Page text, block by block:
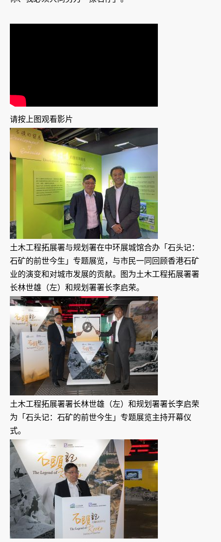
请按上图观看影片
土木工程拓展署与规划署在中环展城馆合办「石头记：
石矿的前世今生」专题展览，与市民一同回顾香港石矿
业的演变和对城市发展的贡献。图为土木工程拓展署署
长林世雄（左）和规划署署长李启荣。
土木工程拓展署署长林世雄（左）和规划署署长李启荣
为「石头记：石矿的前世今生」专题展览主持开幕仪
式。